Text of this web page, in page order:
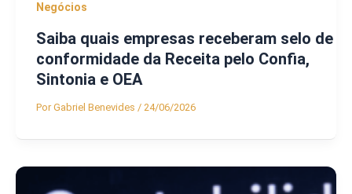
Negócios
Saiba quais empresas receberam selo de
conformidade da Receita pelo Confia,
Sintonia e OEA
PorGabriel Benevides / 24/06/2026